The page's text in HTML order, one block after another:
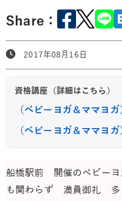
Share：
2017年08月16日
資格講座（詳細はこちら）
（ベビーヨガ＆ママヨ
（ベビーヨガ＆ママヨ
船橋駅前 開催のベビーヨ
も関わらず 満員御礼 多